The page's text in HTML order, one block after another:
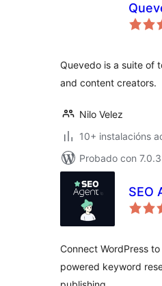
Quevedo is a suite of
and content creators.
Nilo Velez
10+ instalacións
Probado con 7.0.3
SEO
Connect WordPress
powered keyword